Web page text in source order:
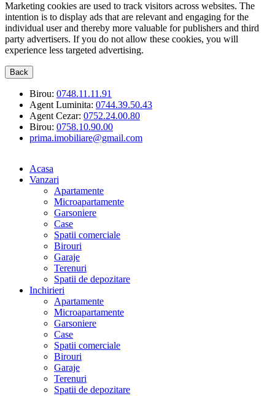
Marketing cookies are used to track visitors across websites. The
intention is to display ads that are relevant and engaging for the
individual user and thereby more valuable for publishers and third
party advertisers. If you do not allow these cookies, you will
experience less targeted advertising.
Back
Birou: 0748.11.11.91
Agent Luminita: 0744.39.50.43
Agent Cezar: 0752.24.00.80
Birou: 0758.10.90.00
prima.imobiliare@gmail.com
Acasa
Vanzari
Apartamente
Microapartamente
Garsoniere
Case
Spatii comerciale
Birouri
Garaje
Terenuri
Spatii de depozitare
Inchirieri
Apartamente
Microapartamente
Garsoniere
Case
Spatii comerciale
Birouri
Garaje
Terenuri
Spatii de depozitare